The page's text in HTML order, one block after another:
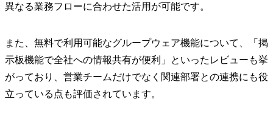
異なる業務フローに合わせた活用が可能です。
また、無料で利用可能なグループウェア機能について、「掲
示板機能で全社への情報共有が便利」といったレビューも挙
がっており、営業チームだけでなく関連部署との連携にも役
立っている点も評価されています。